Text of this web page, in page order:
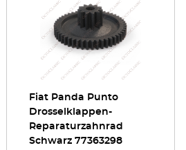
Fiat Panda Punto
Drosselklappen-
Reparaturzahnrad
Schwarz 77363298